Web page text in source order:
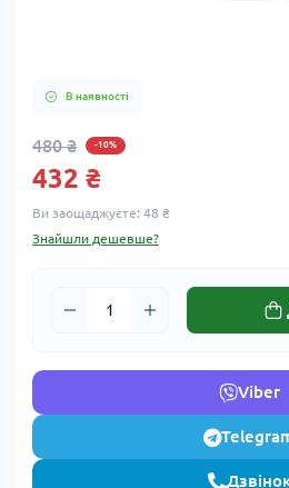
В наявності
480 ₴ -10%
432 ₴
Ви заощаджуєте: 48 ₴
Знайшли дешевше?
Viber